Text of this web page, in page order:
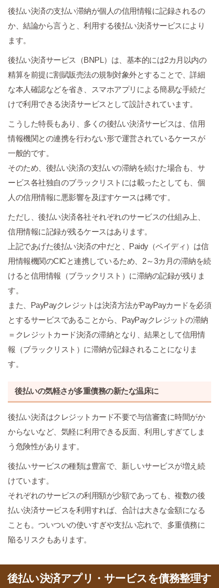
後払い決済の支払い滞納が個人の信用情報に記録されるの
か、結論から言うと、利用する後払い決済サービスにより
ます。
後払い決済サービス（BNPL）は、基本的には2カ月以内の
精算を前提に割賦販売法の規制対象外とすることで、詳細
な本人確認などを省き、スマホアプリによる簡易な手続だ
けで利用できる決済サービスとして設計されています。
こうした特長もあり、多くの後払い決済サービスは、信用
情報機関との連携を行わない形で運営されているケースが
一般的です。
そのため、後払い決済の支払いの滞納を続けた場合も、サ
ービス各社独自のブラックリストには載ったとしても、個
人の信用情報に悪影響を及ぼすケースは稀です。
ただし、後払い決済各社それぞれのサービスの仕組み上、
信用情報に記録が残るケースはあります。
上記であげた後払い決済の中だと、Paidy（ペイディ）は信
用情報機関のCICと連携しているため、2～3カ月の滞納を続
けると信用情報（ブラックリスト）に滞納の記録が残りま
す。
また、PayPayクレジットは決済方法がPayPayカードを必須
とするサービスであることから、PayPayクレジットの滞納
＝クレジットカード決済の滞納となり、結果として信用情
報（ブラックリスト）に滞納が記録されることになりま
す。
後払いの気軽さが多重債務の新たな温床に
後払い決済はクレジットカード不要で与信審査に時間がか
からないなど、気軽に利用できる反面、利用しすぎてしま
う危険性があります。
後払いサービスの種類は豊富で、新しいサービスが増え続
けています。
それぞれのサービスの利用額が少額であっても、複数の後
払い決済サービスを利用すれば、合計は大きな金額になる
ことも。ついついの使いすぎや支払い忘れで、多重債務に
陥るリスクもあります。
後払い決済アプリ・サービスを債務整理す